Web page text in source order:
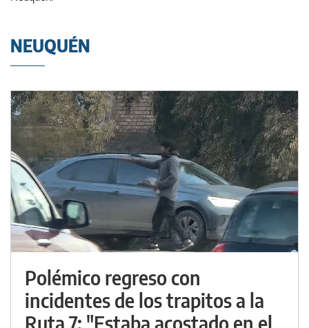
NEUQUÉN
Polémico regreso con
incidentes de los trapitos a la
Ruta 7: "Estaba acostado en el